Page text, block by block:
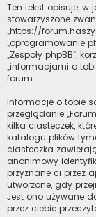
Ten tekst opisuje, w
stowarzyszone
„https://
„oprogramowanie
„Zespoły phpBB”,
„informacjami o
forum.
Informacje o tobie
przeglądanie
kilka ciasteczek,
katalogu plików
ciasteczka
anonimowy
przyznane ci przez
utworzone, gdy
Jest ono używane
przez ciebie